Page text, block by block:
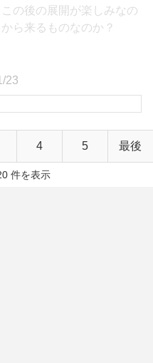
の後の展開が楽しみなの
ら来るものなのか？
23
4 5 最後
件を表示